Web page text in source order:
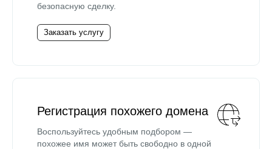
безопасную сделку.
Заказать услугу
Регистрация похожего домена
Воспользуйтесь удобным подбором —
похожее имя может быть свободно в одной